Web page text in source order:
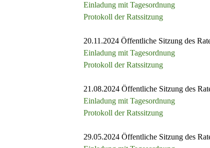
Einladung mit Tagesordnung
Protokoll der Ratssitzung
20.11.2024 Öffentliche Sitzung des
Einladung mit Tagesordnung
Protokoll der Ratssitzung
21.08.2024 Öffentliche Sitzung des
Einladung mit Tagesordnung
Protokoll der Ratssitzung
29.05.2024 Öffentliche Sitzung des